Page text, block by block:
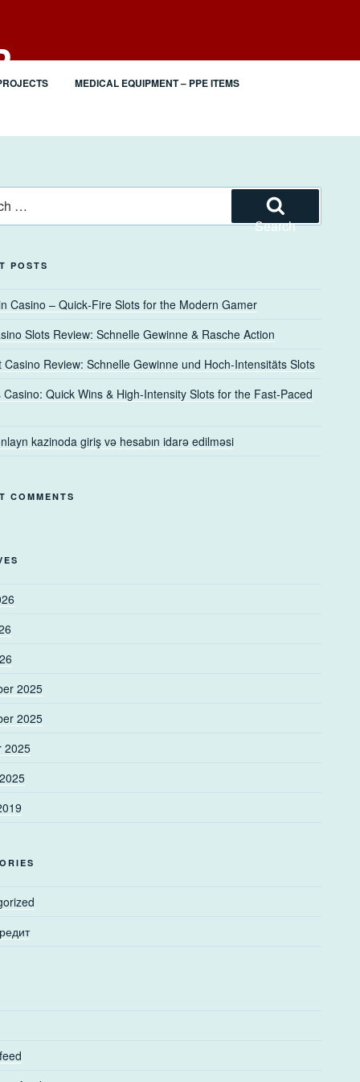
MEDICAL EQUIPMENT – PPE ITEMS
Search
POSTS
Casino – Quick‑Fire Slots for the Modern Gamer
Slots Review: Schnelle Gewinne & Rasche Action
Casino Review: Schnelle Gewinne und Hoch‑Intensitäts Slots
Casino: Quick Wins & High‑Intensity Slots for the Fast‑Paced
kazinoda giriş və hesabın idarə edilməsi
COMMENTS
2025
2025
2025